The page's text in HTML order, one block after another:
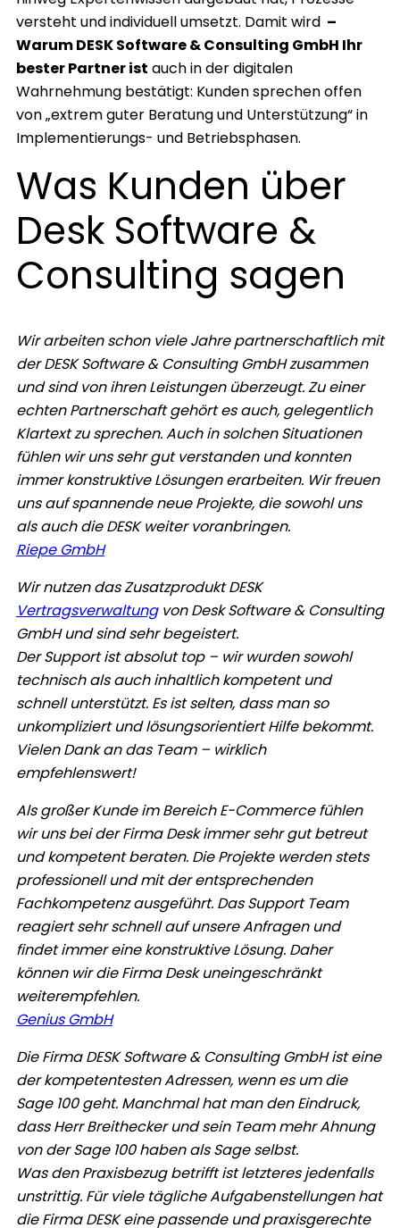
versteht und individuell umsetzt. Damit wird –
Warum DESK Software & Consulting GmbH Ihr
bester Partner ist auch in der digitalen
Wahrnehmung bestätigt: Kunden sprechen offen
von „extrem guter Beratung und Unterstützung“ in
Implementierungs- und Betriebsphasen.
Was Kunden über
Desk Software &
Consulting sagen
Wir arbeiten schon viele Jahre partnerschaftlich mit
der DESK Software & Consulting GmbH zusammen
und sind von ihren Leistungen überzeugt. Zu einer
echten Partnerschaft gehört es auch, gelegentlich
Klartext zu sprechen. Auch in solchen Situationen
fühlen wir uns sehr gut verstanden und konnten
immer konstruktive Lösungen erarbeiten. Wir freuen
uns auf spannende neue Projekte, die sowohl uns
als auch die DESK weiter voranbringen.
Riepe GmbH
Wir nutzen das Zusatzprodukt DESK
Vertragsverwaltungvon Desk Software & Consulting
GmbH und sind sehr begeistert.
Der Support ist absolut top – wir wurden sowohl
technisch als auch inhaltlich kompetent und
schnell unterstützt. Es ist selten, dass man so
unkompliziert und lösungsorientiert Hilfe bekommt.
Vielen Dank an das Team – wirklich
empfehlenswert!
Als großer Kunde im Bereich E-Commerce fühlen
wir uns bei der Firma Desk immer sehr gut betreut
und kompetent beraten. Die Projekte werden stets
professionell und mit der entsprechenden
Fachkompetenz ausgeführt. Das Support Team
reagiert sehr schnell auf unsere Anfragen und
findet immer eine konstruktive Lösung. Daher
können wir die Firma Desk uneingeschränkt
weiterempfehlen.
Genius GmbH
Die Firma DESK Software & Consulting GmbH ist eine
der kompetentesten Adressen, wenn es um die
Sage 100 geht. Manchmal hat man den Eindruck,
dass Herr Breithecker und sein Team mehr Ahnung
von der Sage 100 haben als Sage selbst.
Was den Praxisbezug betrifft ist letzteres jedenfalls
unstrittig. Für viele tägliche Aufgabenstellungen hat
die Firma DESK eine passende und praxisgerechte